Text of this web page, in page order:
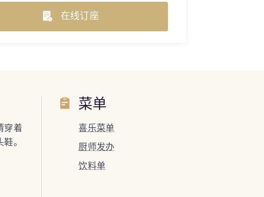
在线订座
穿着
。
菜单
喜乐菜单
厨师发办
饮料单